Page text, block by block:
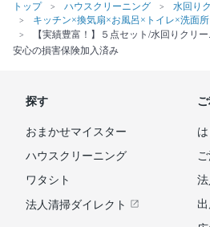
トップ ハウスクリーニング
水回り
キッチン×換気扇×お風呂×トイレ×洗面所
【実績豊富！】５点セット/水回りクリ
安心の損害保険加入済み
探す
おまかせマイスター
ハウスクリーニング
ワタシト
法人清掃ダイレクト